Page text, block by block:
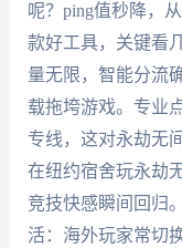
呢？ping值秒降，
款好工具，关键看
量无限，智能分流
载拖垮游戏。专业
专线，这对永劫无
在纽约宿舍玩永劫
竞技快感瞬间回归
活：海外玩家常切